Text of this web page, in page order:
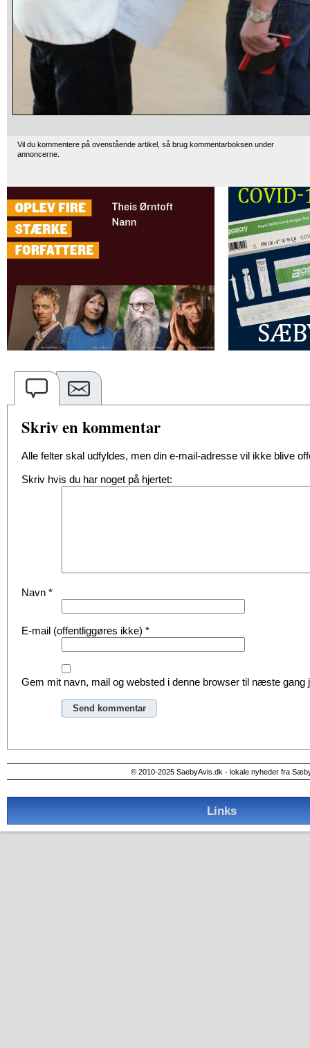
Vil du kommentere på ovenstående artikel, så brug kommentarboksen under
annoncerne.
Skriv en kommentar
Alle felter skal udfyldes, men din e-mail-adresse vil ikke blive
Skriv hvis du har noget på hjertet:
Navn *
E-mail (offentliggøres ikke) *
Gem mit navn, mail og websted i denne browser til næste gang
© 2010-2025 SaebyAvis.dk - lokale nyheder fra
Links